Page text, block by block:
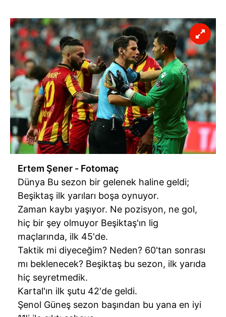
Ertem Şener - Fotomaç
Dünya Bu sezon bir gelenek haline geldi;
Beşiktaş ilk yarıları boşa oynuyor.
Zaman kaybı yaşıyor. Ne pozisyon, ne gol,
hiç bir şey olmuyor Beşiktaş'ın lig
maçlarında, ilk 45'de.
Taktik mi diyeceğim? Neden? 60'tan sonrası
mı beklenecek? Beşiktaş bu sezon, ilk yarıda
hiç seyretmedik.
Kartal'ın ilk şutu 42'de geldi.
Şenol Güneş sezon başından bu yana en iyi